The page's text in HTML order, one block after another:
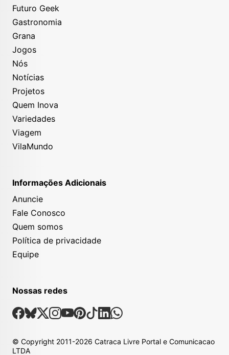
Futuro Geek
Gastronomia
Grana
Jogos
Nós
Notícias
Projetos
Quem Inova
Variedades
Viagem
VilaMundo
Informações Adicionais
Anuncie
Fale Conosco
Quem somos
Política de privacidade
Equipe
Nossas redes
Nossas Redes Sociais
Facebook
Bsky
X Instagram
Youtube
Pinterest
TiktokLinkedin
Whatsapp
© Copyright 2011-2026 Catraca Livre Portal e Comunicacao
LTDA